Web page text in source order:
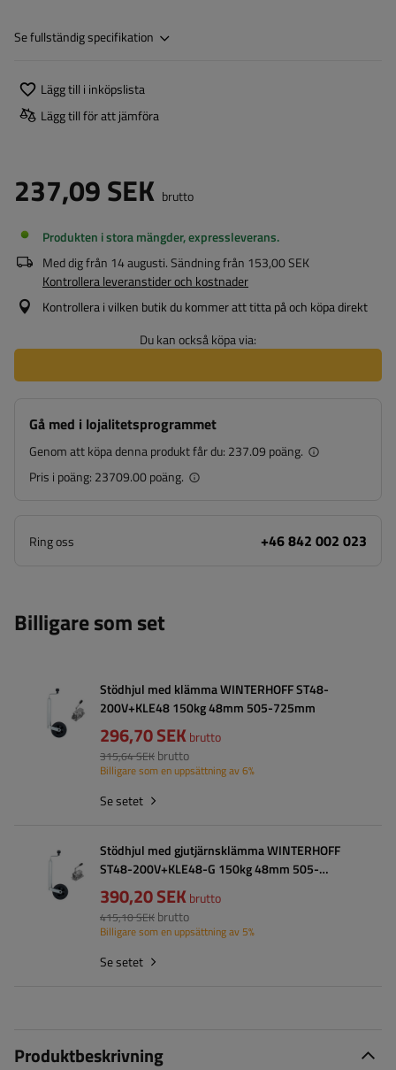
Se fullständig specifikation
Lägg till i inköpslista
Lägg till för att jämföra
237,09 SEK brutto
Produkten i stora mängder, expressleverans
Med dig från 14 augusti. Sändning från 153,00 SEK
Kontrollera leveranstider och kostnader
Kontrollera i vilken butik du kommer att titta på och köpa direkt
Du kan också köpa via:
Gå med i lojalitetsprogrammet
Genom att köpa denna produkt får du: 237.09 poäng.
Pris i poäng: 23709.00 poäng.
Ring oss +46 842 002 023
Billigare som set
Stödhjul med klämma WINTERHOFF ST48-
200V+KLE48 150kg 48mm 505-725mm
296,70 SEKbrutto
315,64 SEK brutto
Billigare som en uppsättning av 6%
Se setet
Stödhjul med gjutjärnsklämma WINTERHOFF
ST48-200V+KLE48-G 150kg 48mm 505-
725mm
390,20 SEKbrutto
415,10 SEK brutto
Billigare som en uppsättning av 5%
Se setet
Produktbeskrivning